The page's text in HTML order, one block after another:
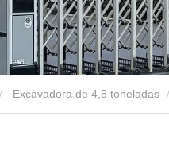
Excavadora de 4,5 toneladas